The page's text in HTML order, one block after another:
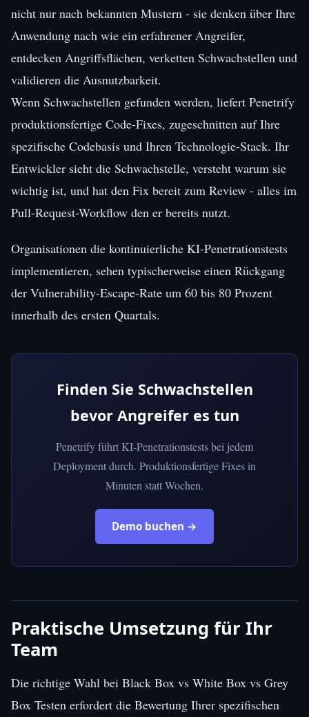
nicht nur nach bekannten Mustern - sie denken über Ihre
Anwendung nach wie ein erfahrener Angreifer,
entdecken Angriffsflächen, verketten Schwachstellen und
validieren die Ausnutzbarkeit.
Wenn Schwachstellen gefunden werden, liefert Penetrify
produktionsfertige Code-Fixes, zugeschnitten auf Ihre
spezifische Codebasis und Ihren Technologie-Stack. Ihr
Entwickler sieht die Schwachstelle, versteht warum sie
wichtig ist, und hat den Fix bereit zum Review - alles im
Pull-Request-Workflow den er bereits nutzt.
Organisationen die kontinuierliche KI-Penetrationstests
implementieren, sehen typischerweise einen Rückgang
der Vulnerability-Escape-Rate um 60 bis 80 Prozent
innerhalb des ersten Quartals.
Finden Sie Schwachstellen
bevor Angreifer es tun
Penetrify führt KI-Penetrationstests bei jedem
Deployment durch. Produktionsfertige Fixes in
Minuten statt Wochen.
Demo buchen →
Praktische Umsetzung für Ihr
Team
Die richtige Wahl bei Black Box vs White Box vs Grey
Box Testen erfordert die Bewertung Ihrer spezifischen